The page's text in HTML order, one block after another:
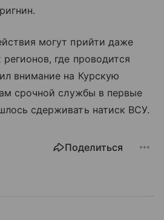
могут прийти даже
где проводится
внимание на Курскую
срочной службы в первые
сдерживать натиск ВСУ.
Поделиться